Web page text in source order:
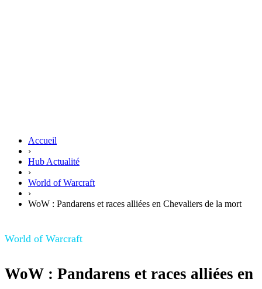
Accueil
›
Hub Actualité
›
World of Warcraft
›
WoW : Pandarens et races alliées en Chevaliers de la mort
World of Warcraft
WoW : Pandarens et races alliées en